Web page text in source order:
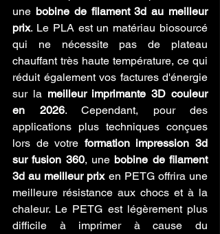
une bobine de filament 3d au meilleur
prix. Le PLA est un matériau biosourcé
qui ne nécessite pas de plateau
chauffant très haute température, ce qui
réduit également vos factures d'énergie
sur la meilleur imprimante 3D couleur
en 2026. Cependant, pour des
applications plus techniques conçues
lors de votre formation impression 3d
sur fusion 360, une bobine de filament
3d au meilleur prix en PETG offrira une
meilleure résistance aux chocs et à la
chaleur. Le PETG est légèrement plus
difficile à imprimer à cause du